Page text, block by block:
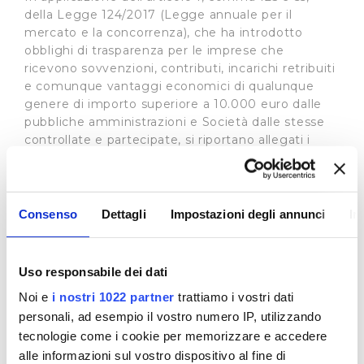
Consenso Dettagli Impostazioni degli annunci
Uso responsabile dei dati
Noi e i nostri 1022 partner trattiamo i vostri dati
personali, ad esempio il vostro numero IP, utilizzando
tecnologie come i cookie per memorizzare e accedere
alle informazioni sul vostro dispositivo al fine di
della Legge 124/2017 (Legge annuale per il
mercato e la concorrenza), che ha introdotto
obblighi di trasparenza per le imprese che
ricevono sovvenzioni, contributi, incarichi retribuiti
e comunque vantaggi economici di qualunque
genere di importo superiore a 10.000 euro dalle
pubbliche amministrazioni e Società dalle stesse
controllate e partecipate, si riportano allegati i
contributi su investimenti Deliberati dalle Autorità
Regione Toscana
Direzione Ambiente ed Energia
atto di assegnazione
Oggetto dell'atto: Impegno Publiacqua - Invaso di
Bilancino
attività finanziata: Trasferimento della proprietà
dell’invaso di Bilancino - risorse a favore